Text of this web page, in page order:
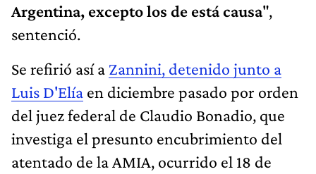
Argentina, excepto los de está causa",
sentenció.
Se refirió así a Zannini, detenido junto a
Luis D'Elía en diciembre pasado por orden
del juez federal de Claudio Bonadio, que
investiga el presunto encubrimiento del
atentado de la AMIA, ocurrido el 18 de